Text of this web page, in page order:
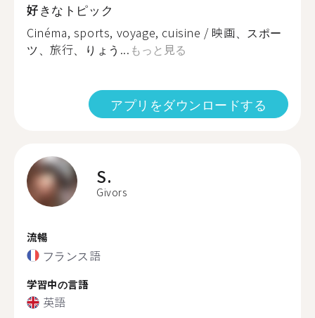
好きなトピック
Cinéma, sports, voyage, cuisine / 映画、スポー
ツ、旅行、りょう... もっと見る
アプリをダウンロードする
S.
Givors
流暢
フランス語
学習中の言語
英語